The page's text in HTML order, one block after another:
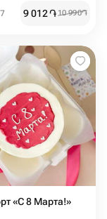
9 012֏10 990֏
«С 8 Марта!»